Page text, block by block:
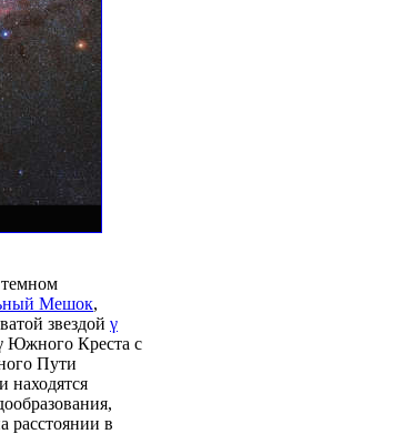
Мешок,
звездой γ
Южного Креста с
Пути
находятся
расстоянии в